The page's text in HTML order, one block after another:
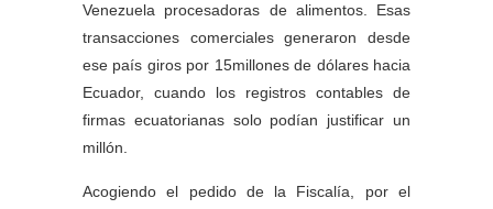
Venezuela procesadoras de alimentos. Esas
transacciones comerciales generaron desde
ese país giros por 15millones de dólares hacia
Ecuador, cuando los registros contables de
firmas ecuatorianas solo podían justificar un
millón.
Acogiendo el pedido de la Fiscalía, por el